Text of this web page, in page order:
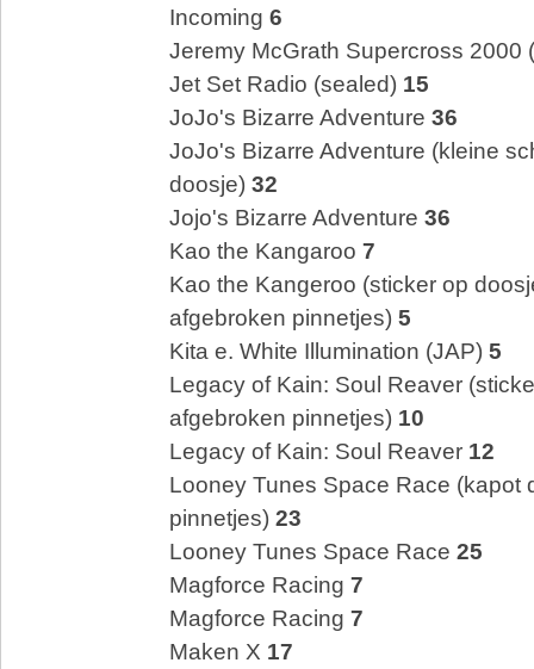
Incoming 6
Jeremy McGrath Supercross 2000
Jet Set Radio (sealed) 15
JoJo's Bizarre Adventure 36
JoJo's Bizarre Adventure (kleine
doosje) 32
Jojo's Bizarre Adventure 36
Kao the Kangaroo 7
Kao the Kangeroo (sticker op
afgebroken pinnetjes) 5
Kita e. White Illumination (JAP) 5
Legacy of Kain: Soul Reaver
afgebroken pinnetjes) 10
Legacy of Kain: Soul Reaver 12
Looney Tunes Space Race (kapot
pinnetjes) 23
Looney Tunes Space Race 25
Magforce Racing 7
Magforce Racing 7
Maken X 17